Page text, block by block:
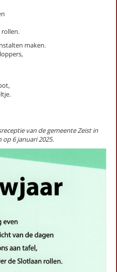
56)
een woord (stadsgedicht 18)
57)
13)
38)
9)
10)
8)
rollen.
maken.
van de gemeente Zeist in
6 januari 2025.